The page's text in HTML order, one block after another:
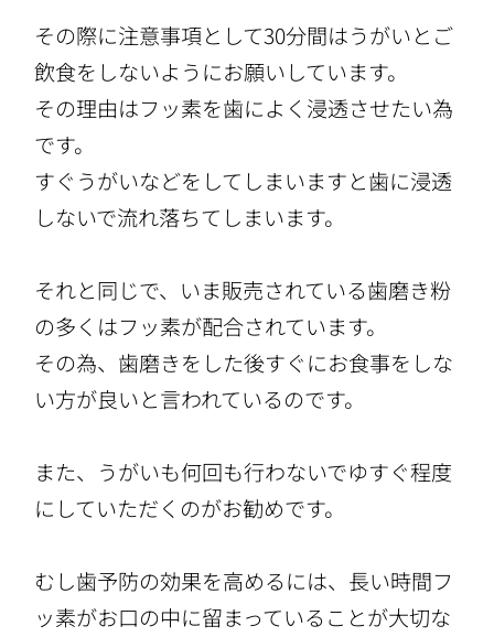
その際に注意事項として30分間はうがいとご
飲食をしないようにお願いしています。
その理由はフッ素を歯によく浸透させたい為
です。
すぐうがいなどをしてしまいますと歯に浸透
しないで流れ落ちてしまいます。
それと同じで、いま販売されている歯磨き粉
の多くはフッ素が配合されています。
その為、歯磨きをした後すぐにお食事をしな
い方が良いと言われているのです。
また、うがいも何回も行わないでゆすぐ程度
にしていただくのがお勧めです。
むし歯予防の効果を高めるには、長い時間フ
ッ素がお口の中に留まっていることが大切な